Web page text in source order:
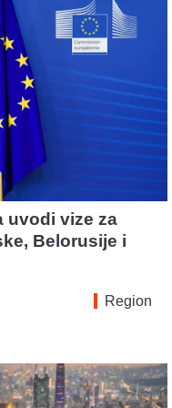
uvodi vize za
Belorusije i
Region